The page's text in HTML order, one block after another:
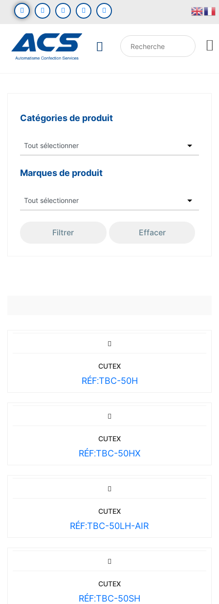
CUTEX
RÉF:TBC-50H
CUTEX
RÉF:TBC-50HX
CUTEX
RÉF:TBC-50LH-AIR
CUTEX
RÉF:TBC-50SH
Catégories de produit
Marques de produit
Filtrer Effacer